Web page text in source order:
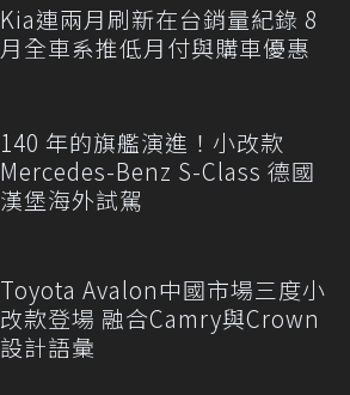
Kia連兩月刷新在台銷量紀錄 8
月全車系推低月付與購車優惠
140 年的旗艦演進！小改款
Mercedes-Benz S-Class 德國
漢堡海外試駕
Toyota Avalon中國市場三度小
改款登場 融合Camry與Crown
設計語彙